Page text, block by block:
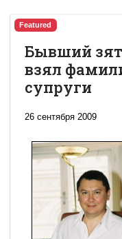
Featured
Бывший
взял
супруги
26 сентября 2009